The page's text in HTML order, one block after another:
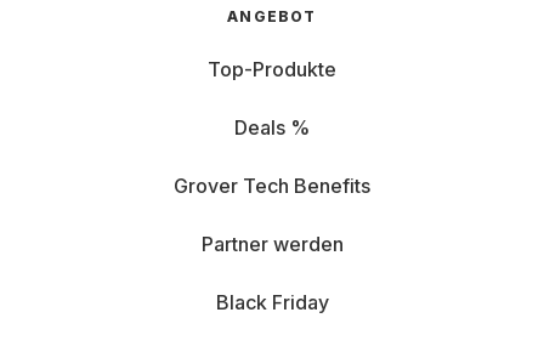
ANGEBOT
Top-Produkte
Deals %
Grover Tech Benefits
Partner werden
Black Friday